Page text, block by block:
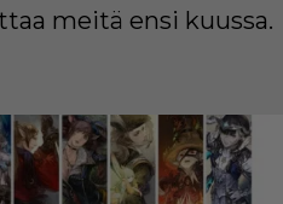
meitä ensi kuussa.